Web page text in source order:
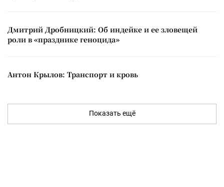
Дмитрий Дробницкий: Об индейке и ее зловещей
роли в «празднике геноцида»
Антон Крылов: Транспорт и кровь
Показать ещё